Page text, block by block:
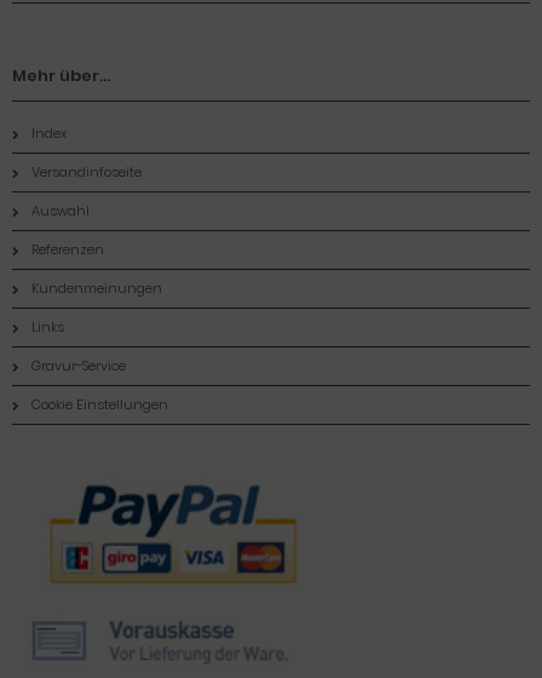
Mehr über...
Index
Versandinfoseite
Auswahl
Referenzen
Kundenmeinungen
Links
Gravur-Service
Cookie Einstellungen
Zahlungsmethoden